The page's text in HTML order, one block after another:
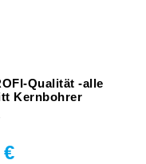
Qualität -alle
Kernbohrer